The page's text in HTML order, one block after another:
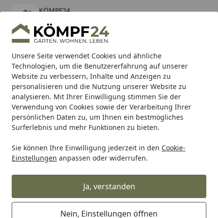
Unsere Seite verwendet Cookies und ähnliche
Technologien, um die Benutzererfahrung auf unserer
Website zu verbessern, Inhalte und Anzeigen zu
personalisieren und die Nutzung unserer Website zu
analysieren. Mit Ihrer Einwilligung stimmen Sie der
Verwendung von Cookies sowie der Verarbeitung Ihrer
persönlichen Daten zu, um Ihnen ein bestmögliches
Surferlebnis und mehr Funktionen zu bieten.
Sie können Ihre Einwilligung jederzeit in den Cookie-
Einstellungen anpassen oder widerrufen.
Ja, verstanden
Nein, Einstellungen öffnen
KÖMPF24
kostenlos - Im App Store
Hotline
Alle Produkte
Mein Konto
Suchen
Karibu Pools inkl. gratis Sandfilteranlage & Pool-
Starterset (Gesamtwert bis 468,99€)
Startseite
Grill Grillzubehör Grillschürzen & Grillhandschuhe
Weber Grillschürze - Schwarz mit
rotem Kugelgrill (100% Baumwolle)